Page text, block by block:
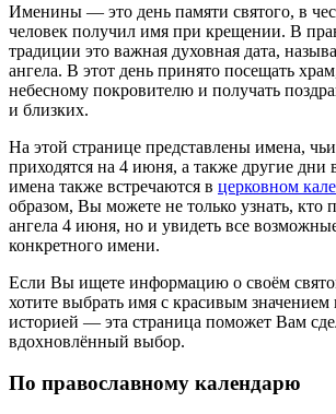
Именины — это день памяти святого, в
человек получил имя при крещении. В
традиции это важная духовная дата,
ангела. В этот день принято посещать
небесному покровителю и получать
и близких.
На этой странице представлены имена,
приходятся на 4 июня, а также другие дни
имена также встречаются в церковном
образом, Вы можете не только узнать, кто
ангела 4 июня, но и увидеть все
конкретного имени.
Если Вы ищете информацию о своём
хотите выбрать имя с красивым значением
историей — эта страница поможет Вам
вдохновлённый выбор.
По православному календарю